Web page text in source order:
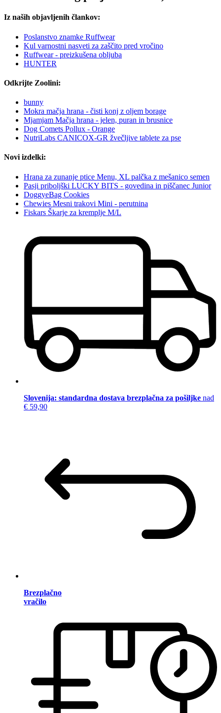
Iz naših objavljenih člankov:
Poslanstvo znamke Ruffwear
Kul varnostni nasveti za zaščito pred vročino
Ruffwear - preizkušena obljuba
HUNTER
Odkrijte Zoolini:
bunny
Mokra mačja hrana - čisti konj z oljem borage
Mjamjam Mačja hrana - jelen, puran in brusnice
Dog Comets Pollux - Orange
NutriLabs CANICOX-GR žvečljive tablete za pse
Novi izdelki:
Hrana za zunanje ptice Menu, XL palčka z mešanico semen
Pasji priboljški LUCKY BITS - govedina in piščanec Junior
DoggyeBag Cookies
Chewies Mesni trakovi Mini - perutnina
Fiskars Škarje za kremplje M/L
Slovenija: standardna dostava brezplačna za pošiljke nad
€ 59,90
Brezplačno
vračilo